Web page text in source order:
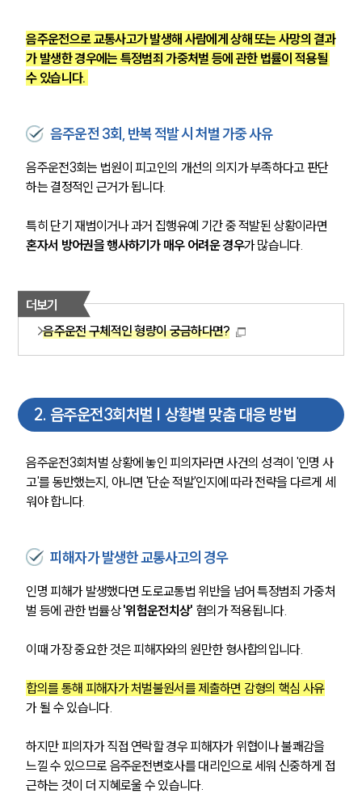
음주운전으로 교통사고가 발생해 사람에게 상해 또는 사망의 결과
가 발생한 경우에는 특정범죄 가중처벌 등에 관한 법률이 적용될
수 있습니다.
음주운전 3회, 반복 적발 시 처벌 가중 사유
음주운전3회는 법원이 피고인의 개선의 의지가 부족하다고 판단
하는 결정적인 근거가 됩니다.
특히 단기 재범이거나 과거 집행유예 기간 중 적발된 상황이라면
혼자서 방어권을 행사하기가 매우 어려운 경우가 많습니다.
더보기
음주운전 구체적인 형량이 궁금하다면?
2. 음주운전3회처벌 | 상황별 맞춤 대응 방법
음주운전3회처벌 상황에 놓인 피의자라면 사건의 성격이 '인명 사
고'를 동반했는지, 아니면 '단순 적발'인지에 따라 전략을 다르게 세
워야 합니다.
피해자가 발생한 교통사고의 경우
인명 피해가 발생했다면 도로교통법 위반을 넘어 특정범죄 가중처
벌 등에 관한 법률상 '위험운전치상' 혐의가 적용됩니다.
이때 가장 중요한 것은 피해자와의 원만한 형사합의입니다.
합의를 통해 피해자가 처벌불원서를 제출하면 감형의 핵심 사유
가 될 수 있습니다.
하지만 피의자가 직접 연락할 경우 피해자가 위협이나 불쾌감을
느낄 수 있으므로 음주운전변호사를 대리인으로 세워 신중하게 접
근하는 것이 더 지혜로울 수 있습니다.